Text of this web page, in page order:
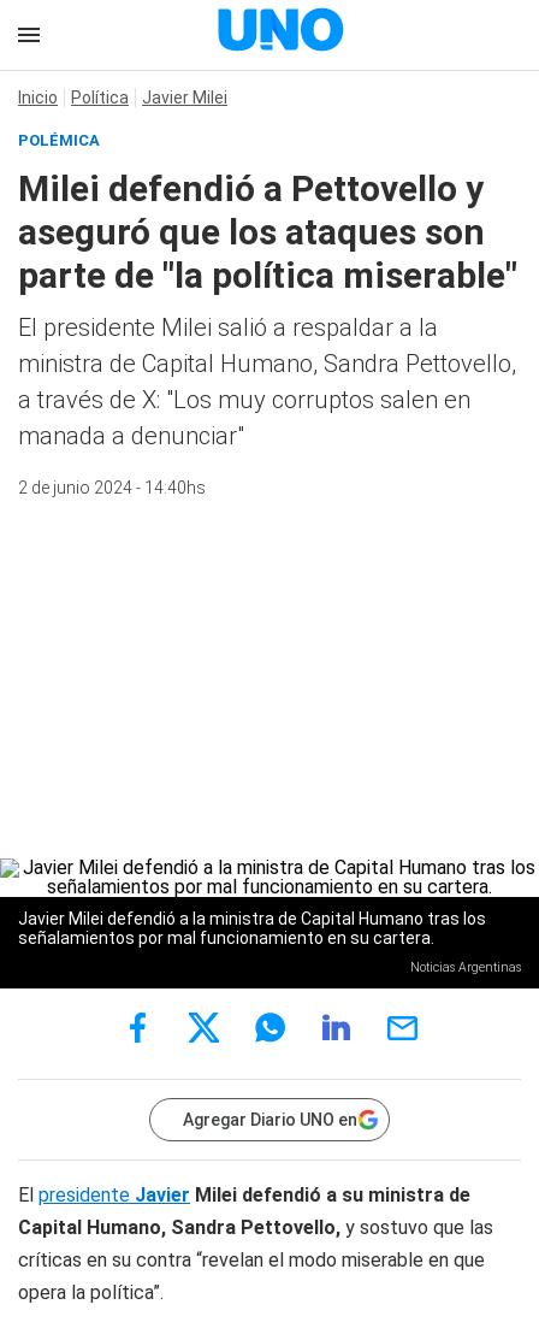
Inicio Política Javier Milei
POLÉMICA
Milei defendió a Pettovello y
aseguró que los ataques son
parte de "la política miserable"
El presidente Milei salió a respaldar a la
ministra de Capital Humano, Sandra Pettovello,
a través de X: "Los muy corruptos salen en
manada a denunciar"
2 de junio 2024 - 14:40hs
Javier Milei defendió a la ministra de Capital Humano tras los
señalamientos por mal funcionamiento en su cartera.
Noticias Argentinas
Agregar Diario UNO en
El presidente Javier Milei defendió a su ministra de
Capital Humano, Sandra Pettovello, y sostuvo que las
críticas en su contra “revelan el modo miserable en que
opera la política”.